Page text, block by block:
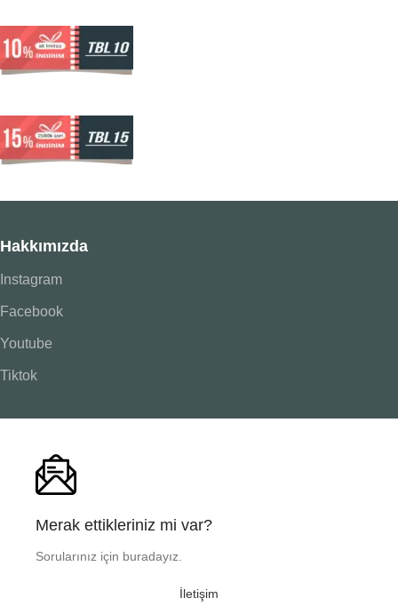
Hakkımızda
Instagram
Facebook
Youtube
Tiktok
Merak ettikleriniz mi var?
Sorularınız için buradayız.
İletişim